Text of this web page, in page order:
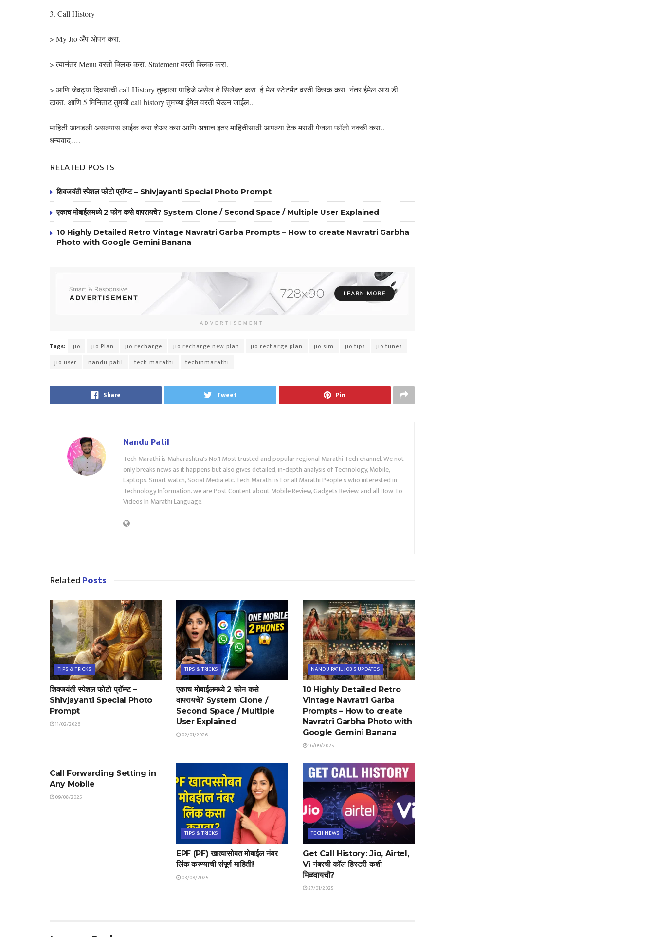
3. Call History
> My Jio अँप ओपन करा.
> त्यानंतर Menu वरती क्लिक करा. Statement वरती क्लिक करा.
> आणि जेवढ्या दिवसाची call History तुम्हाला पाहिजे असेल ते सिलेक्ट करा. ई-मेल स्टेटमेंट वरती क्लिक करा. नंतर ईमेल आय डी
टाका. आणि 5 मिनिताट तुमची call history तुमच्या ईमेल वरती येऊन जाईल..
माहिती आवडली असल्यास लाईक करा शेअर करा आणि अशाच इतर माहितीसाठी आपल्या टेक मराठी पेजला फॉलो नक्की करा..
धन्यवाद….
RELATED POSTS
शिवजयंती स्पेशल फोटो प्रॉम्प्ट – Shivjayanti Special Photo Prompt
एकाच मोबाईलमध्ये 2 फोन कसे वापरायचे? System Clone / Second Space / Multiple User Explained
10 Highly Detailed Retro Vintage Navratri Garba Prompts – How to create Navratri Garbha
Photo with Google Gemini Banana
ADVERTISEMENT
Tags: jio jio Plan jio recharge jio recharge new plan jio recharge plan jio sim jio tips
jio tunes
jio user
nandu patil tech marathi techinmarathi
Share Tweet Pin
Nandu Patil
Tech Marathi is Maharashtra's No.1 Most trusted and popular regional Marathi Tech channel. We not
only breaks news as it happens but also gives detailed, in-depth analysis of Technology, Mobile,
Laptops, Smart watch, Social Media etc. Tech Marathi is For all Marathi People's who interested in
Technology Information. we are Post Content about Mobile Review, Gadgets Review, and all How To
Videos In Marathi Language.
RelatedPosts
TIPS & TRICKS
शिवजयंती स्पेशल फोटो प्रॉम्प्ट –
Shivjayanti Special Photo
Prompt
11/02/2026
TIPS & TRICKS
एकाच मोबाईलमध्ये 2 फोन कसे
वापरायचे? System Clone /
Second Space / Multiple
User Explained
02/01/2026
NANDU PATIL JOB'S UPDATES
10 Highly Detailed Retro
Vintage Navratri Garba
Prompts – How to create
Navratri Garbha Photo with
Google Gemini Banana
16/09/2025
Call Forwarding Setting in
Any Mobile
09/08/2025
TIPS & TRICKS
EPF (PF) खात्यासोबत मोबाईल नंबर
लिंक करण्याची संपूर्ण माहिती!
03/08/2025
TECH NEWS
Get Call History: Jio, Airtel,
Vi नंबरची कॉल हिस्टरी कशी
मिळवायची?
27/01/2025